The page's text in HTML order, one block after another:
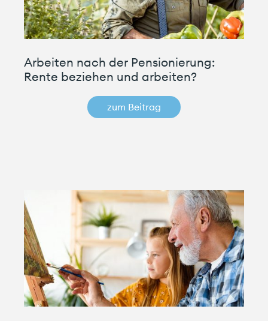
Arbeiten nach der Pensionierung:
Rente beziehen und arbeiten?
zum Beitrag